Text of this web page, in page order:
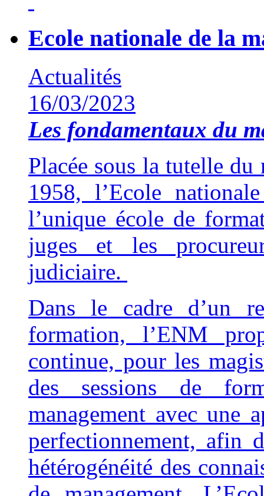
Ecole nationale de la
Actualités
16/03/2023
Les fondamentaux du
Placée sous la tutelle du
1958, l’Ecole
l’unique école de
juges et les
judiciaire.
Dans le cadre d’un
formation, l’ENM
continue, pour les
des sessions de
management avec une
perfectionnement, afin
hétérogénéité des